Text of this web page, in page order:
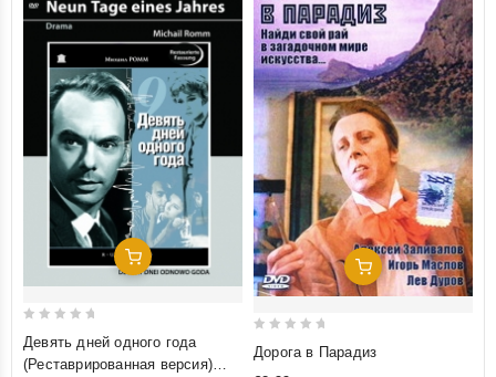
Добавить В Корзину
out
Девять дней одного года
(Реставрированная версия)
Добавить В Корзину
out
Дорога в Парадиз